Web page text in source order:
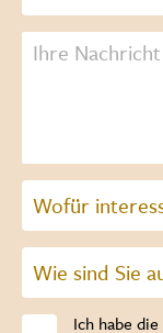
Ich habe die